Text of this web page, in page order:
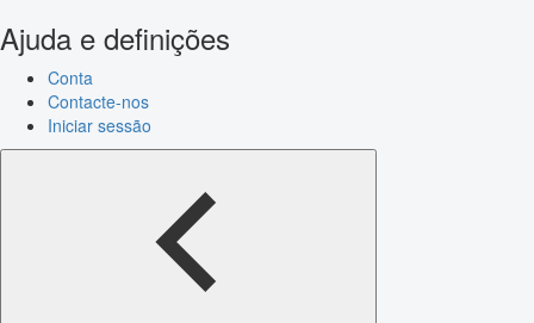
Ajuda e definições
Conta
Contacte-nos
Iniciar sessão